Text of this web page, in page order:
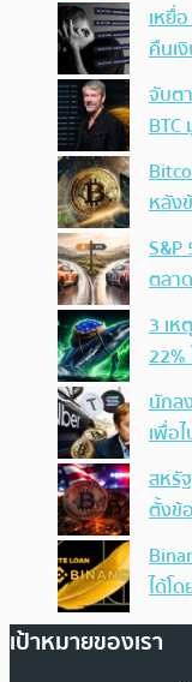
เหยื่
คืนเ
จับต
หลัง
ตลา
3 เห
22%
นักล
เพื่อ
สหรั
ตั้งข้
ได้โ
เป้าหมายของเรา